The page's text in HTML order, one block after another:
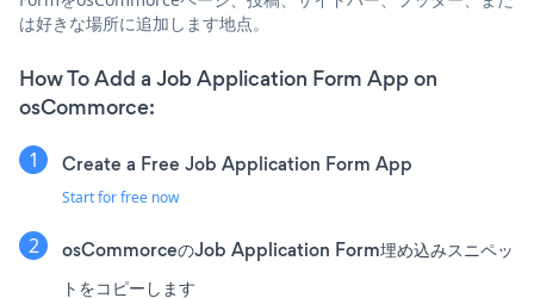
は好きな場所に追加します地点。
How To Add a Job Application Form App on
osCommorce:
Create a Free Job Application Form App
Start for free now
osCommorceのJob Application Form埋め込みスニペッ
トをコピーします